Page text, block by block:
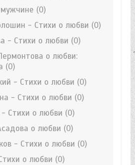
(0)
- Стихи о любви (0)
- Стихи о любви (0)
о любви:
(0)
- Стихи о любви (0)
- Стихи о любви (0)
Стихи о любви (0)
о любви (0)
- Стихи о любви (0)
о любви (0)